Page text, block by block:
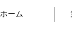
ホーム